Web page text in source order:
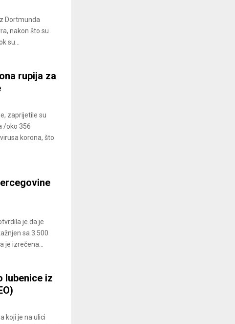
Dortmunda
nakon što su
su...
rupija za
zaprijetile su
/oko 356
korona, što
je da je
sa 3.500
je izrečena...
lubenice iz
koji je na ulici